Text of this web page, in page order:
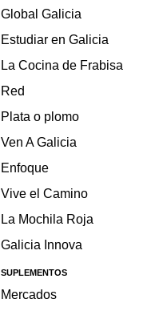
Global Galicia
Estudiar en Galicia
La Cocina de Frabisa
Red
Plata o plomo
Ven A Galicia
Enfoque
Vive el Camino
La Mochila Roja
Galicia Innova
SUPLEMENTOS
Mercados